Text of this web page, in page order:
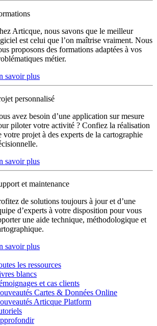
Articque, nous savons que le meilleur
est celui que l’on maîtrise vraiment. Nous
proposons des formations adaptées à vos
métier.
savoir plus
personnalisé
avez besoin d’une application sur mesure
piloter votre activité ? Confiez la réalisation
votre projet à des experts de la cartographie
savoir plus
et maintenance
de solutions toujours à jour et d’une
d’experts à votre disposition pour vous
une aide technique, méthodologique et
savoir plus
les ressources
blancs
et cas clients
Cartes & Données Online
Articque Platform